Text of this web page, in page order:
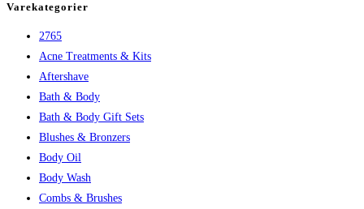
Varekategorier
2765
Acne Treatments & Kits
Aftershave
Bath & Body
Bath & Body Gift Sets
Blushes & Bronzers
Body Oil
Body Wash
Combs & Brushes